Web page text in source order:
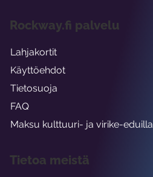
Rockway.fi palvelu
Lahjakortit
Käyttöehdot
Tietosuoja
FAQ
Maksu kulttuuri- ja virike-eduilla
Tietoa meistä